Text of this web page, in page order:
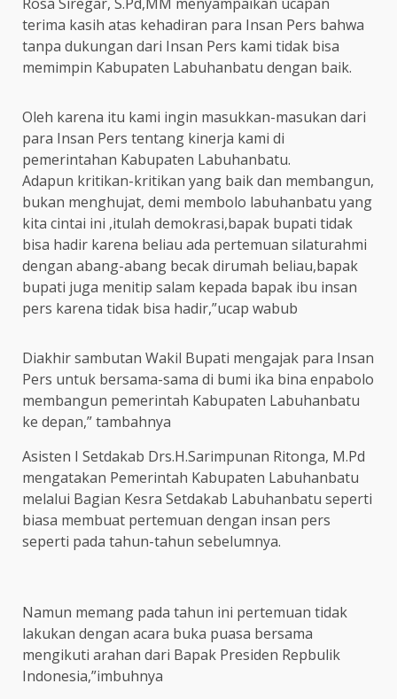
terima kasih atas kehadiran para Insan Pers bahwa
tanpa dukungan dari Insan Pers kami tidak bisa
memimpin Kabupaten Labuhanbatu dengan baik.
Oleh karena itu kami ingin masukkan-masukan dari
para Insan Pers tentang kinerja kami di
pemerintahan Kabupaten Labuhanbatu.
Adapun kritikan-kritikan yang baik dan membangun,
bukan menghujat, demi membolo labuhanbatu yang
kita cintai ini ,itulah demokrasi,bapak bupati tidak
bisa hadir karena beliau ada pertemuan silaturahmi
dengan abang-abang becak dirumah beliau,bapak
bupati juga menitip salam kepada bapak ibu insan
pers karena tidak bisa hadir,”ucap wabub
Diakhir sambutan Wakil Bupati mengajak para Insan
Pers untuk bersama-sama di bumi ika bina enpabolo
membangun pemerintah Kabupaten Labuhanbatu
ke depan,” tambahnya
Asisten I Setdakab Drs.H.Sarimpunan Ritonga, M.Pd
mengatakan Pemerintah Kabupaten Labuhanbatu
melalui Bagian Kesra Setdakab Labuhanbatu seperti
biasa membuat pertemuan dengan insan pers
seperti pada tahun-tahun sebelumnya.
Namun memang pada tahun ini pertemuan tidak
lakukan dengan acara buka puasa bersama
mengikuti arahan dari Bapak Presiden Repbulik
Indonesia,”imbuhnya